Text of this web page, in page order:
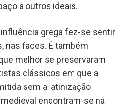
a outros ideais.
grega fez-se sentir
nas faces. É também
melhor se preservaram
clássicos em que a
sem a latinização
encontram-se na